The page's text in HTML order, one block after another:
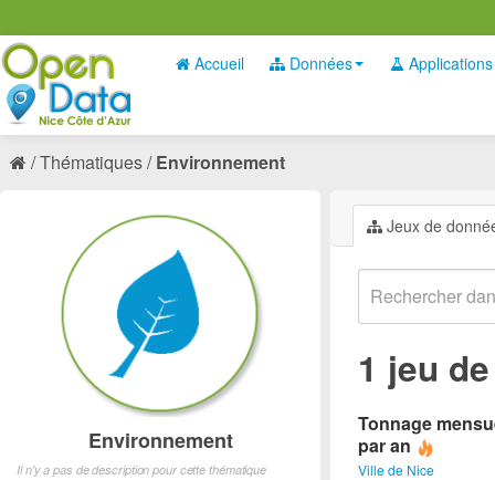
Accueil Données Applications
Thématiques Environnement
Jeux de
1 jeu
Tonnage
par an
Ville de Nice
Environnement
Il n'y a pas de description pour cette thématique